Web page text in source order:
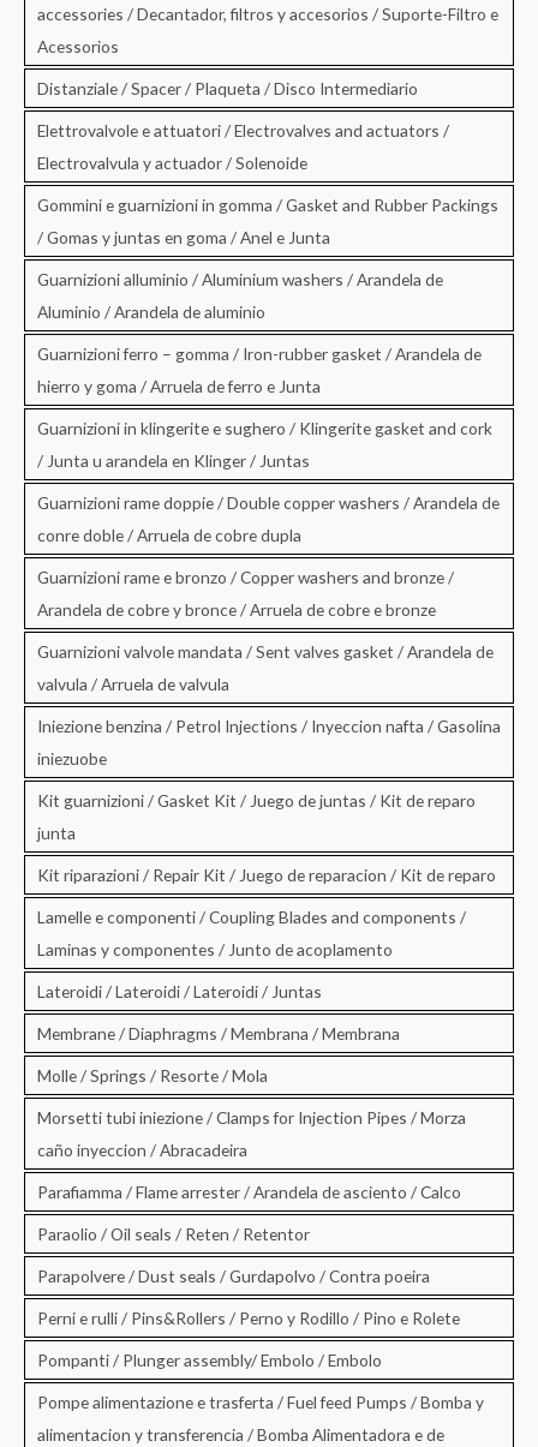
accessories / Decantador, filtros y accesorios / Suporte-Filtro e
Acessorios
Distanziale / Spacer / Plaqueta / Disco Intermediario
Elettrovalvole e attuatori / Electrovalves and actuators /
Electrovalvula y actuador / Solenoide
Gommini e guarnizioni in gomma / Gasket and Rubber Packings
/ Gomas y juntas en goma / Anel e Junta
Guarnizioni alluminio / Aluminium washers / Arandela de
Aluminio / Arandela de aluminio
Guarnizioni ferro – gomma / Iron-rubber gasket / Arandela de
hierro y goma / Arruela de ferro e Junta
Guarnizioni in klingerite e sughero / Klingerite gasket and cork
/ Junta u arandela en Klinger / Juntas
Guarnizioni rame doppie / Double copper washers / Arandela de
conre doble / Arruela de cobre dupla
Guarnizioni rame e bronzo / Copper washers and bronze /
Arandela de cobre y bronce / Arruela de cobre e bronze
Guarnizioni valvole mandata / Sent valves gasket / Arandela de
valvula / Arruela de valvula
Iniezione benzina / Petrol Injections / Inyeccion nafta / Gasolina
iniezuobe
Kit guarnizioni / Gasket Kit / Juego de juntas / Kit de reparo
junta
Kit riparazioni / Repair Kit / Juego de reparacion / Kit de reparo
Lamelle e componenti / Coupling Blades and components /
Laminas y componentes / Junto de acoplamento
Lateroidi / Lateroidi / Lateroidi / Juntas
Membrane / Diaphragms / Membrana / Membrana
Molle / Springs / Resorte / Mola
Morsetti tubi iniezione / Clamps for Injection Pipes / Morza
caño inyeccion / Abracadeira
Parafiamma / Flame arrester / Arandela de asciento / Calco
Paraolio / Oil seals / Reten / Retentor
Parapolvere / Dust seals / Gurdapolvo / Contra poeira
Perni e rulli / Pins&Rollers / Perno y Rodillo / Pino e Rolete
Pompanti / Plunger assembly/ Embolo / Embolo
Pompe alimentazione e trasferta / Fuel feed Pumps / Bomba y
alimentacion y transferencia / Bomba Alimentadora e de